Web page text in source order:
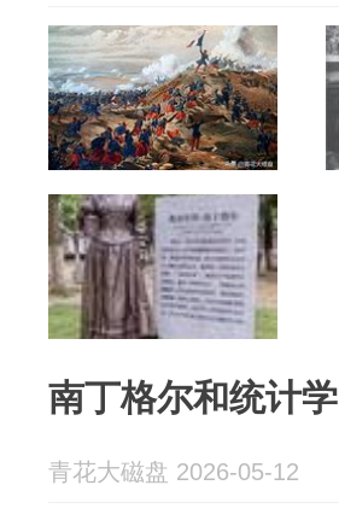
南丁格尔和统计学
青花大磁盘 2026-05-12